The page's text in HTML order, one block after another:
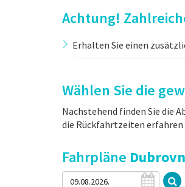
Achtung!
Erhalten Sie einen
Wählen Sie die
Nachstehend finden Sie die
die Rückfahrtzeiten erfahren
Fahrpläne